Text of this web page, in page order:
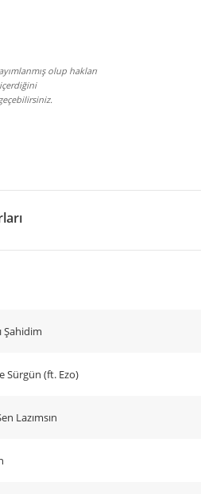
olup hakları
Şahidim
Sürgün (ft. Ezo)
Lazımsın